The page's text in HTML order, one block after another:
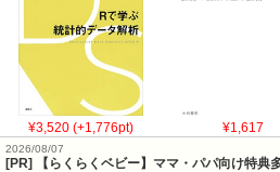
¥3,520 (+1,776pt) ¥1,617
2026/08/07
[PR] 【らくらくベビー】ママ・パパ向け特典